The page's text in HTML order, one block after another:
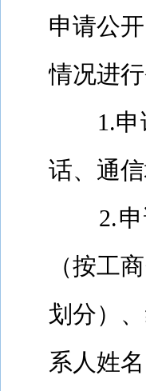
申请公
情况进行
1.申
话、通
2.
（按工
划分）
系人姓名